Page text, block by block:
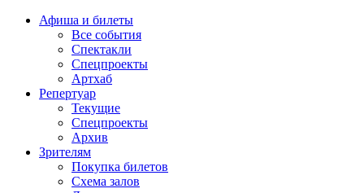
Афиша и билеты
Все события
Спектакли
Спецпроекты
Артхаб
Репертуар
Текущие
Спецпроекты
Архив
Зрителям
Покупка билетов
Схема залов